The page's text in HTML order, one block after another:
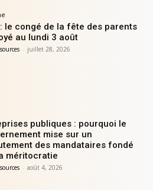
: le congé de la fête des parents
au lundi 3 août
- juillet 28, 2026
publiques : pourquoi le
mise sur un
des mandataires fondé
méritocratie
- août 4, 2026